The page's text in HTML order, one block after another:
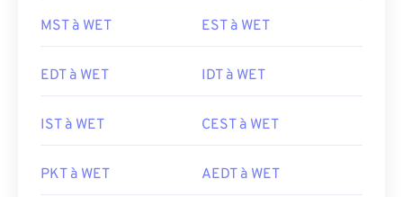
MST à WET EST à WET
EDT à WET IDT à WET
IST à WET CEST à WET
PKT à WET AEDT à WET